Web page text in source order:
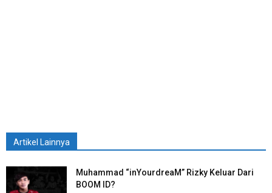
Artikel Lainnya
Muhammad “inYourdreaM” Rizky Keluar Dari
BOOM ID?